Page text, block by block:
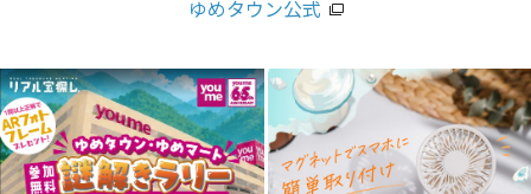
ゆめタウン公式